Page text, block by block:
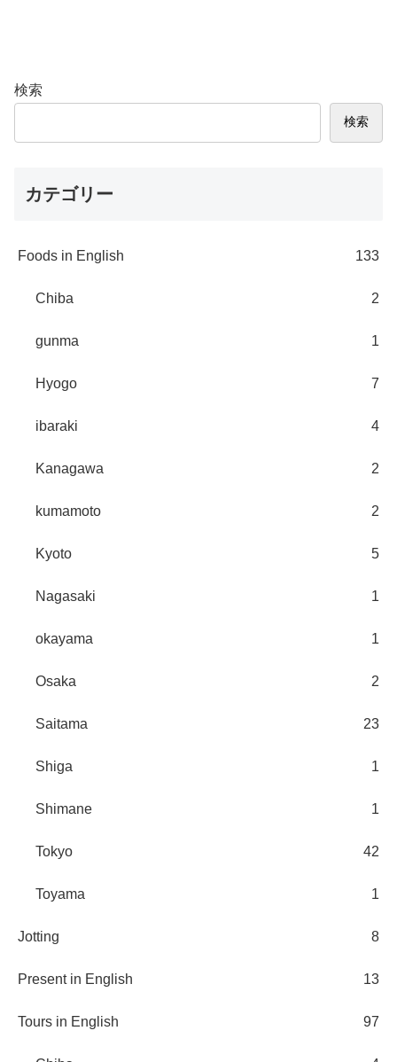
検索
検索
カテゴリー
Foods in English 133
Chiba 2
gunma 1
Hyogo 7
ibaraki 4
Kanagawa 2
kumamoto 2
Kyoto 5
Nagasaki 1
okayama 1
Osaka 2
Saitama 23
Shiga 1
Shimane 1
Tokyo 42
Toyama 1
Jotting 8
Present in English 13
Tours in English 97